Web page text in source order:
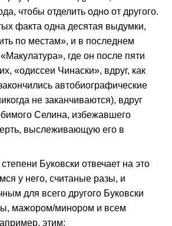
чтобы отделить одно от другого.
факта одна десятая выдумки,
по местам», и в последнем
где он после пяти
«одиссеи Чинаски», вдруг, как
автобиографические
не заканчиваются), вдруг
Селина, избежавшего
выслеживающую его в
Буковски отвечает на это
у него, считаные разы, и
для всего другого Буковски
мажором/минором и всем
этим: